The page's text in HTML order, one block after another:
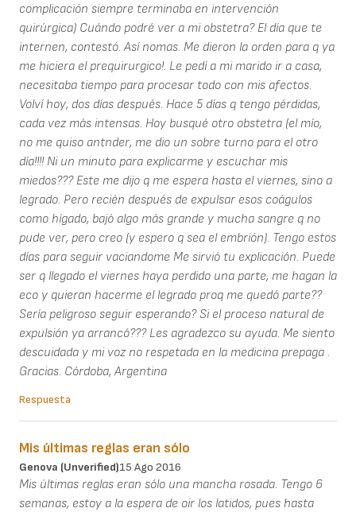
complicación siempre terminaba en intervención
quirúrgica) Cuándo podré ver a mi obstetra? El día que te
internen, contestó. Así nomas. Me dieron la orden para q ya
me hiciera el prequirurgico!. Le pedí a mi marido ir a casa,
necesitaba tiempo para procesar todo con mis afectos.
Volví hoy, dos días después. Hace 5 días q tengo pérdidas,
cada vez más intensas. Hoy busqué otro obstetra (el mío,
no me quiso antnder, me dio un sobre turno para el otro
día!!!! Ni un minuto para explicarme y escuchar mis
miedos??? Este me dijo q me espera hasta el viernes, sino a
legrado. Pero recién después de expulsar esos coágulos
como hígado, bajó algo más grande y mucha sangre q no
pude ver, pero creo (y espero q sea el embrión). Tengo estos
días para seguir vaciandome Me sirvió tu explicación. Puede
ser q llegado el viernes haya perdido una parte, me hagan la
eco y quieran hacerme el legrado proq me quedó parte??
Sería peligroso seguir esperando? Si el proceso natural de
expulsión ya arrancó??? Les agradezco su ayuda. Me siento
descuidada y mi voz no respetada en la medicina prepaga .
Gracias. Córdoba, Argentina
Respuesta
Mis últimas reglas eran sólo
Genova (unverified)15 Ago 2016
Mis últimas reglas eran sólo una mancha rosada. Tengo 6
semanas, estoy a la espera de oir los latidos, pues hasta